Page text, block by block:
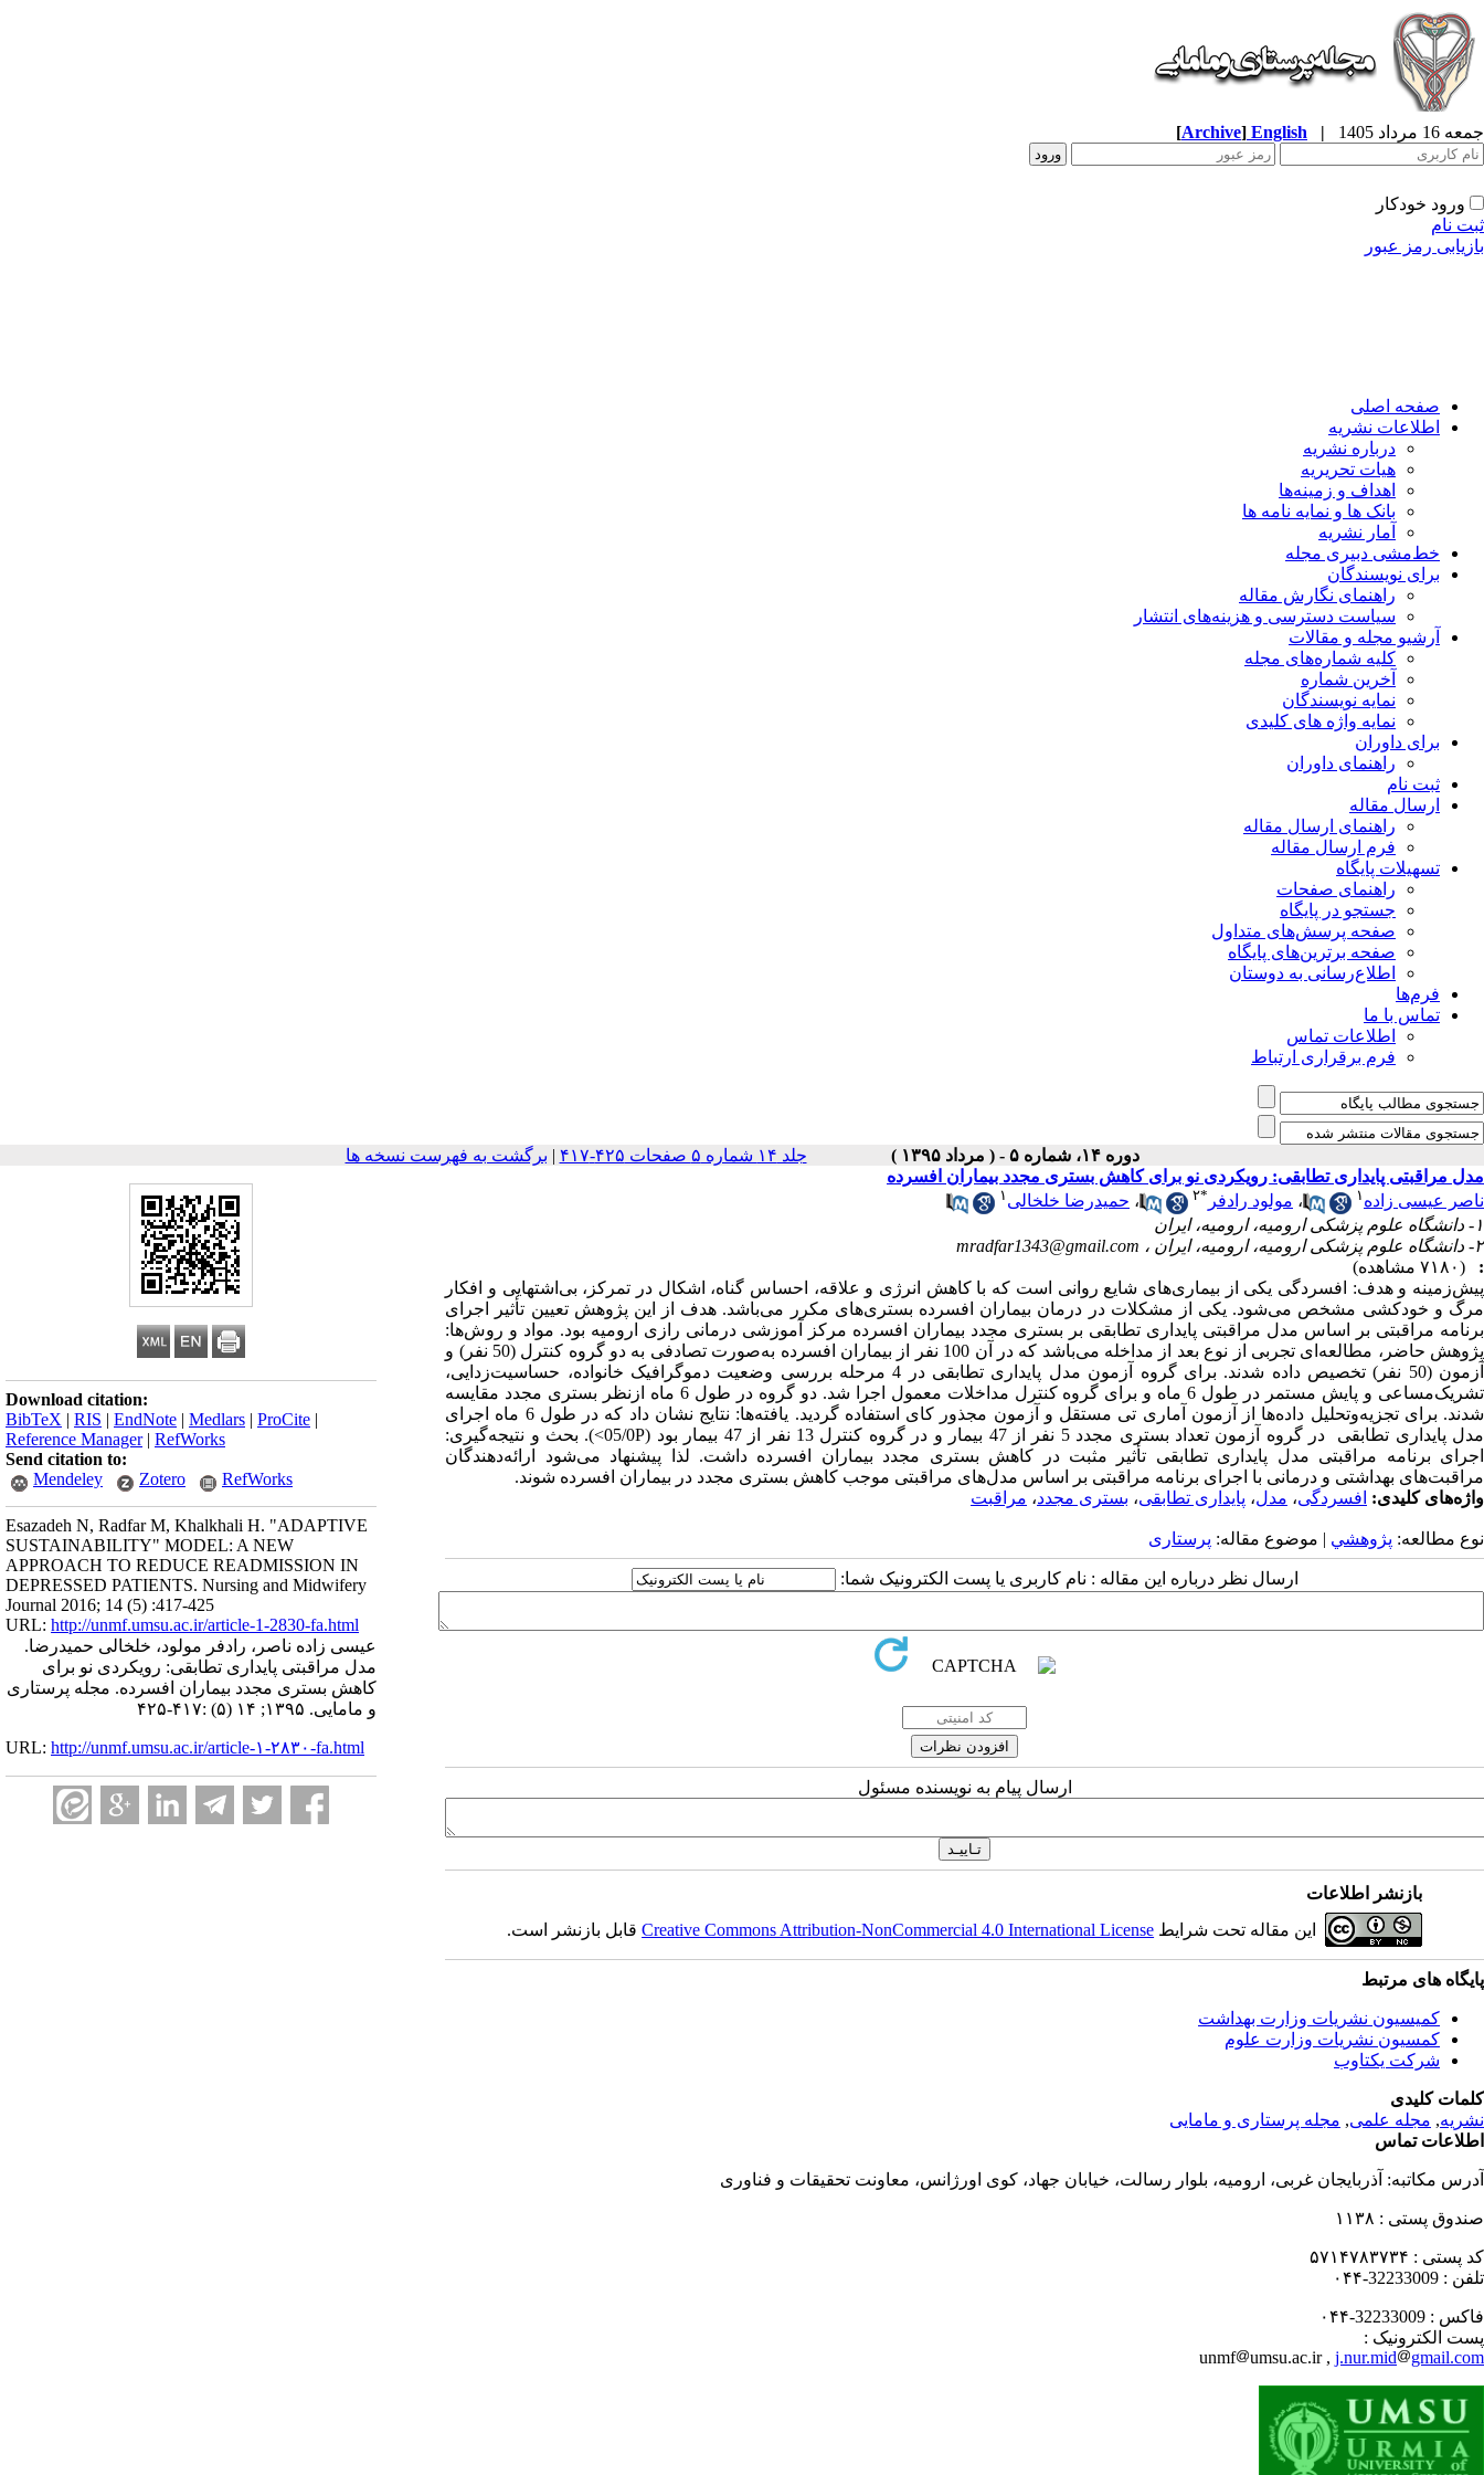
جمعه 16 مرداد 1405 |
English
[Archive]
ورود خودکار
ثبت نام
بازیابی رمز عبور
صفحه اصلی
اطلاعات نشریه
درباره نشریه
هیات تحریریه
اهداف و زمینه‌ها
بانک ها و نمایه نامه ها
آمار نشریه
خط‌مشی دبیری مجله
برای نویسندگان
راهنمای نگارش مقاله
سیاست دسترسی و هزینه‌های انتشار
آرشیو مجله و مقالات
کلیه شماره‌های مجله
آخرین شماره
نمایه نویسندگان
نمایه واژه های کلیدی
برای داوران
راهنمای داوران
ثبت نام
ارسال مقاله
راهنمای ارسال مقاله
فرم ارسال مقاله
تسهیلات پایگاه
راهنمای صفحات
جستجو در پایگاه
صفحه پرسش‌های متداول
صفحه برترین‌های پایگاه
اطلاع‌رسانی به دوستان
فرم‌ها
تماس با ما
اطلاعات تماس
فرم برقراری ارتباط
دوره ۱۴، شماره ۵ - ( مرداد ۱۳۹۵ ) جلد ۱۴ شماره ۵ صفحات ۴۲۵-۴۱۷ | برگشت به فهرست نسخه ها
Download citation:
BibTeX | RIS | EndNote | Medlars | ProCite |
Reference Manager| RefWorks
Send citation to:
Mendeley
Zotero RefWorks
Esazadeh N, Radfar M, Khalkhali H. "ADAPTIVE
SUSTAINABILITY" MODEL: A NEW
APPROACH TO REDUCE READMISSION IN
DEPRESSED PATIENTS. Nursing and Midwifery
Journal 2016; 14 (5) :417-425
URL: http://unmf.umsu.ac.ir/article-1-2830-fa.html
عیسی زاده ناصر، رادفر مولود، خلخالی حمیدرضا.
مدل مراقبتی پایداری تطابقی: رویکردی نو برای
کاهش بستری مجدد بیماران افسرده. مجله پرستاری
و مامایی. ۱۳۹۵; ۱۴ (۵) :۴۱۷-۴۲۵
URL: http://unmf.umsu.ac.ir/article-۱-۲۸۳۰-fa.html
مدل مراقبتی پایداری تطابقی: رویکردی نو برای کاهش بستری مجدد بیماران افسرده
ناصر عیسی زاده ۱ ، مولود رادفر *۲ ، حمیدرضا خلخالی ۱
۱- دانشگاه علوم پزشکی ارومیه، ارومیه، ایران
۲- دانشگاه علوم پزشکی ارومیه، ارومیه، ایران ،
mradfar1343@gmail.com
:
(۷۱۸۰ مشاهده)
پیش‌زمینه و هدف: افسردگی یکی از بیماری‌های شایع روانی است که با کاهش انرژی و علاقه، احساس گناه، اشکال در تمرکز، بی‌اشتهایی و افکار
مرگ و خودکشی مشخص می‌شود. یکی از مشکلات در درمان بیماران افسرده بستری‌های مکرر می‌باشد. هدف از این پژوهش تعیین تأثیر اجرای
برنامه مراقبتی بر اساس مدل مراقبتی پایداری تطابقی بر بستری مجدد بیماران افسرده مرکز آموزشی درمانی رازی ارومیه بود. مواد و روش‌ها:
پژوهش حاضر، مطالعه‌ای تجربی از نوع بعد از مداخله می‌باشد که در آن 100 نفر از بیماران افسرده به‌صورت تصادفی به دو گروه کنترل (50 نفر) و
آزمون (50 نفر) تخصیص داده شدند. برای گروه آزمون مدل پایداری تطابقی در 4 مرحله بررسی وضعیت دموگرافیک خانواده، حساسیت‌زدایی،
تشریک‌مساعی و پایش مستمر در طول 6 ماه و برای گروه کنترل مداخلات معمول اجرا شد. دو گروه در طول 6 ماه ازنظر بستری مجدد مقایسه
شدند. برای تجزیه‌و‌تحلیل داده‌ها از آزمون آماری تی مستقل و آزمون مجذور کای استفاده گردید. یافته‌ها: نتایج نشان داد که در طول 6 ماه اجرای
مدل پایداری تطابقی در گروه آزمون تعداد بستری مجدد 5 نفر از 47 بیمار و در گروه کنترل 13 نفر از 47 بیمار بود (05/0P˂). بحث و نتیجه‌گیری:
اجرای برنامه مراقبتی مدل پایداری تطابقی تأثیر مثبت در کاهش بستری مجدد بیماران افسرده داشت. لذا پیشنهاد می‌شود ارائه‌دهندگان
مراقبت‌های بهداشتی و درمانی با اجرای برنامه مراقبتی بر اساس مدل‌های مراقبتی موجب کاهش بستری مجدد در بیماران افسرده شوند.
واژه‌های کلیدی: افسردگی، مدل، پایداری تطابقی، بستری مجدد، مراقبت
نوع مطالعه: پژوهشي | موضوع مقاله: پرستاری
ارسال نظر درباره این مقاله : نام کاربری یا پست الکترونیک شما:
ارسال پیام به نویسنده مسئول
بازنشر اطلاعات
این مقاله تحت شرایط Creative Commons Attribution-NonCommercial 4.0 International Licenseقابل بازنشر است.
پایگاه های مرتبط
کمیسیون نشریات وزارت بهداشت
کمسیون نشریات وزارت علوم
شرکت یکتاوب
کلمات کلیدی
نشریه, مجله علمی, مجله پرستاری و مامایی
اطلاعات تماس
آدرس مکاتبه: آذربایجان غربی، ارومیه، بلوار رسالت، خیابان جهاد، کوی اورژانس، معاونت تحقیقات و فناوری
صندوق پستی : ۱۱۳۸
کد پستی : ۵۷۱۴۷۸۳۷۳۴
تلفن : 32233009-۰۴۴
فاکس : 32233009-۰۴۴
پست الکترونیک :
unmf
umsu.ac.ir , j.nur.mid gmail.com